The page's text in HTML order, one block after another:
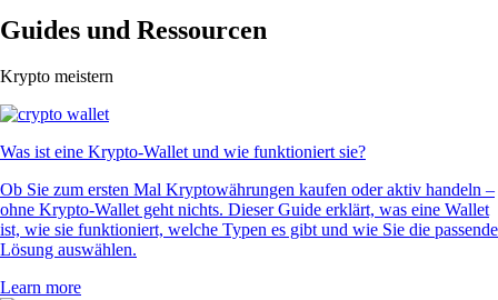
Guides und Ressourcen
Krypto meistern
Was ist eine Krypto-Wallet und wie funktioniert sie?
Ob Sie zum ersten Mal Kryptowährungen kaufen oder aktiv handeln –
ohne Krypto-Wallet geht nichts. Dieser Guide erklärt, was eine Wallet
ist, wie sie funktioniert, welche Typen es gibt und wie Sie die passende
Lösung auswählen.
Learn more